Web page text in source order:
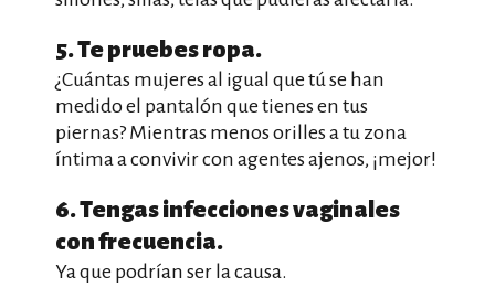
5. Te pruebes ropa.
¿Cuántas mujeres al igual que tú se han
medido el pantalón que tienes en tus
piernas? Mientras menos orilles a tu zona
íntima a convivir con agentes ajenos, ¡mejor!
6. Tengas infecciones vaginales
con frecuencia.
Ya que podrían ser la causa.